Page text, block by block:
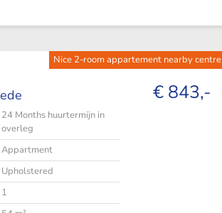
Nice 2-room appartement nearby centre
€ 843,-
24 Months huurtermijn in
overleg
Appartment
Upholstered
1